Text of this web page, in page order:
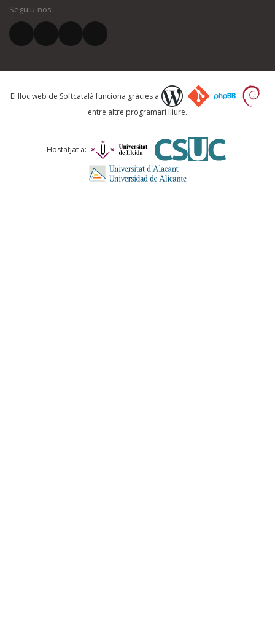
El vostre correu electrònic *
Què proposeu?
Comentari *
Seguiu-nos
El lloc web de Softcatalà funciona gràcies a
entre altre programari lliure.
Hostatjat a: